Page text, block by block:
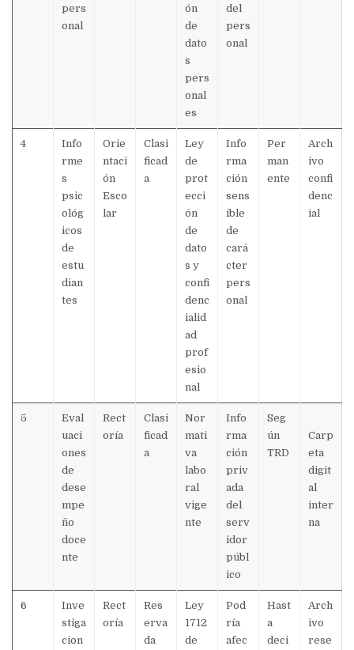
pers
onal
ón
de
dato
s
pers
onal
es
del
pers
onal
4
Info
rme
s
psic
ológ
icos
de
estu
dian
tes
Orie
ntaci
ón
Esco
lar
Clasi
ficad
a
Ley
de
prot
ecci
ón
de
dato
s y
confi
denc
ialid
ad
prof
esio
nal
Info
rma
ción
sens
ible
de
cará
cter
pers
onal
Per
man
ente
Arch
ivo
confi
denc
ial
5
Eval
uaci
ones
de
dese
mpe
ño
doce
nte
Rect
oría
Clasi
ficad
a
Nor
mati
va
labo
ral
vige
nte
Info
rma
ción
priv
ada
del
serv
idor
públ
ico
Seg
ún
TRD
Carp
eta
digit
al
inter
na
6
Inve
stiga
cion
Rect
oría
Res
erva
da
Ley
1712
de
Pod
ría
afec
Hast
a
deci
Arch
ivo
rese